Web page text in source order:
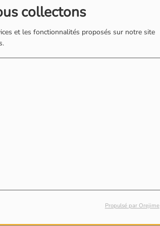
collectons
et les fonctionnalités proposés sur notre site
Propulsé par Orejime